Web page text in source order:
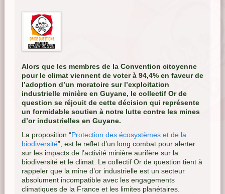
Alors que les membres de la Convention citoyenne
pour le climat viennent de voter à 94,4% en faveur de
l’adoption d’un moratoire sur l’exploitation
industrielle minière en Guyane, le collectif Or de
question se réjouit de cette décision qui représente
un formidable soutien à notre lutte contre les mines
d’or industrielles en Guyane.
La proposition “Protection des écosystèmes et de la
biodiversité”, est le reflet d’un long combat pour alerter
sur les impacts de l’activité minière aurifère sur la
biodiversité et le climat. Le collectif Or de question tient à
rappeler que la mine d’or industrielle est un secteur
absolument incompatible avec les engagements
climatiques de la France et les limites planétaires.